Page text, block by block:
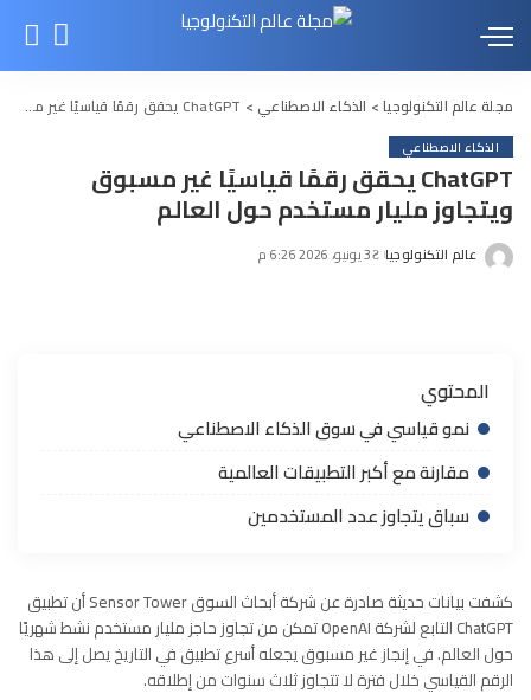
مجلة عالم التكنولوجيا> الذكاء الاصطناعي > ChatGPT يحقق رقمًا قياسيًا غير مسبوق ويتجاوز مليار مستخدم حول العالم
الذكاء الاصطناعي
ChatGPT يحقق رقمًا قياسيًا غير مسبوق
ويتجاوز مليار مستخدم حول العالم
Posted
عالم التكنولوجيا 3 يونيو، 2026 6:26 م
المحتوي
نمو قياسي في سوق الذكاء الاصطناعي
مقارنة مع أكبر التطبيقات العالمية
سباق يتجاوز عدد المستخدمين
كشفت بيانات حديثة صادرة عن شركة أبحاث السوق Sensor Tower أن تطبيق
ChatGPT التابع لشركة OpenAI تمكن من تجاوز حاجز مليار مستخدم نشط شهريًا
حول العالم. في إنجاز غير مسبوق يجعله أسرع تطبيق في التاريخ يصل إلى هذا
الرقم القياسي خلال فترة لا تتجاوز ثلاث سنوات من إطلاقه.